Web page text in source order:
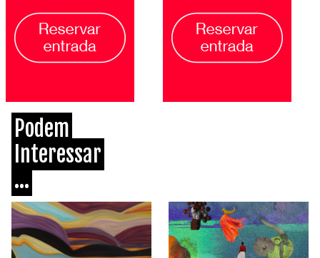
Podem
Interessar
...